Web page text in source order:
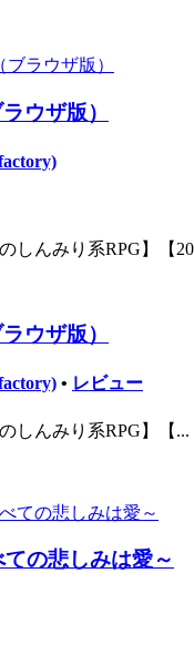
ウザ版）
しんみり系RPG】【
ウザ版）
• レビュー
しんみり系RPG】【...
の悲しみは愛～